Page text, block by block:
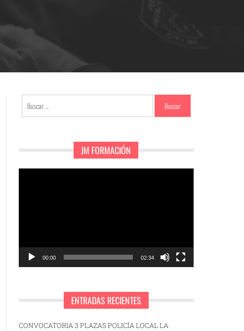
Buscar:
JM FORMACIÓN
00:00 02:34
ENTRADAS RECIENTES
CONVOCATORIA 3 PLAZAS POLICÍA LOCAL LA